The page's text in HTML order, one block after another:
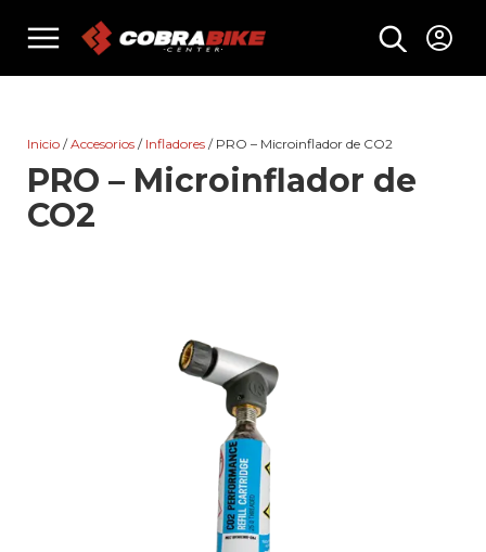
menu
Inicio /Accesorios / Infladores / PRO – Microinflador de CO2
PRO – Microinflador de
CO2